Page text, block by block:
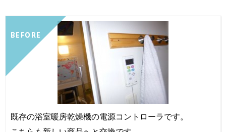
BEFORE
既存の浴室暖房乾燥機の電源コントローラです。